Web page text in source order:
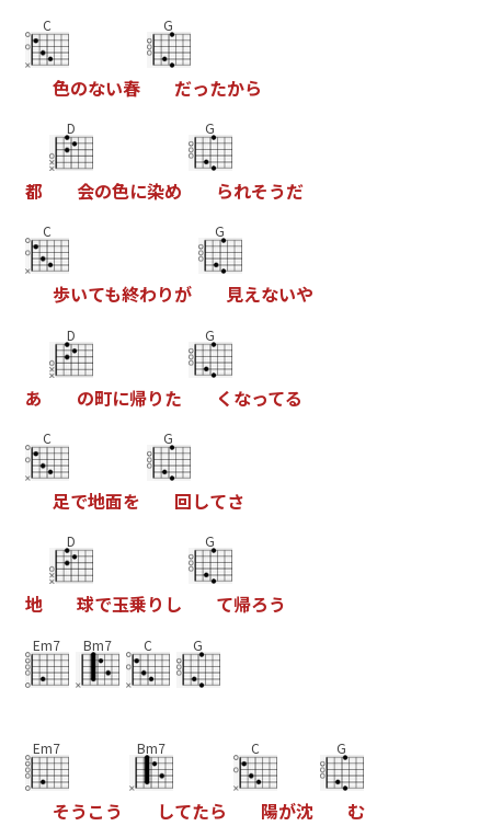
C
色のない春
G
だったから
都
D
会の色に染め
G
られそうだ
C
歩いても終わりが
G
見えないや
あ
D
の町に帰りた
G
く なってる
C
足で地面を
G
回してさ
地
D
球で玉乗り し
G
て帰ろう
Em7 Bm7 C G
Em7
そう こ う
Bm7
してたら
C
陽が沈
G
む